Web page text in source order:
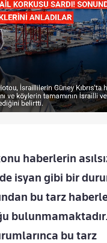
haberlerin
isyan gibi bir
bu tarz
bu tarz